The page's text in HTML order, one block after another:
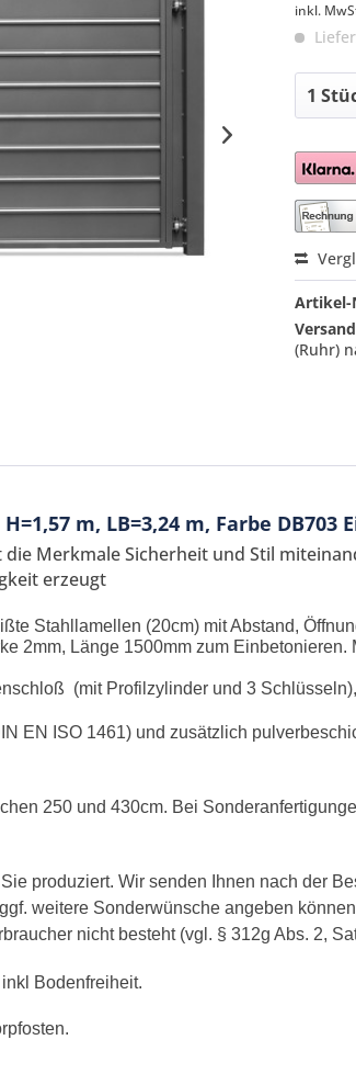
inkl.
Artikel-
(Ruhr)
m, LB=3,24 m, Farbe DB703
Merkmale Sicherheit und Stil
erzeugt
Stahllamellen (20cm) mit Abstand,
2mm, Länge 1500mm zum
(mit Profilzylinder und 3
EN ISO 1461) und zusätzlich
250 und 430cm. Bei
produziert. Wir senden Ihnen nach der
weitere Sonderwünsche angeben
nicht besteht (vgl. § 312g Abs. 2,
Bodenfreiheit.